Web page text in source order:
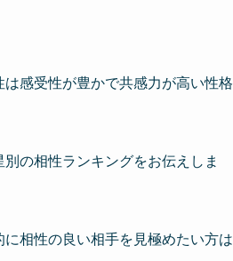
感受性が豊かで共感力が高い性格
の相性ランキングをお伝えしま
相性の良い相手を見極めたい方は